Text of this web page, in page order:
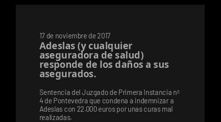
17 de noviembre de 2017
Adeslas (y cualquier
aseguradora de salud)
responde de los daños a sus
asegurados.
Sentencia del Juzgado de Primera Instancia nº
4 de Pontevedra que condena a indemnizar a
Adeslas con 22.000 euros por unas curas mal
realizadas.